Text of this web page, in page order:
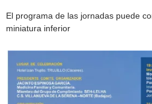
El programa de las jornadas puede
miniatura inferior